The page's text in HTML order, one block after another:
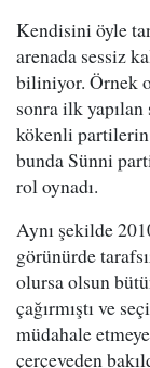
Kendisini öyle
arenada sessiz
biliniyor. Örnek
sonra ilk
kökenli partilerin
bunda Sünni
rol oynadı.
Aynı şekilde
görünürde
olursa olsun
çağırmıştı ve
müdahale
çerçeveden